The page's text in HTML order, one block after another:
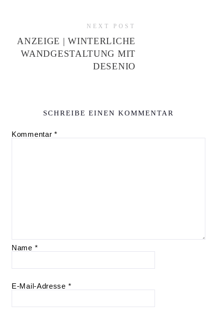
NEXT POST
ANZEIGE | WINTERLICHE
WANDGESTALTUNG MIT
DESENIO
SCHREIBE EINEN KOMMENTAR
Kommentar *
Name *
E-Mail-Adresse *